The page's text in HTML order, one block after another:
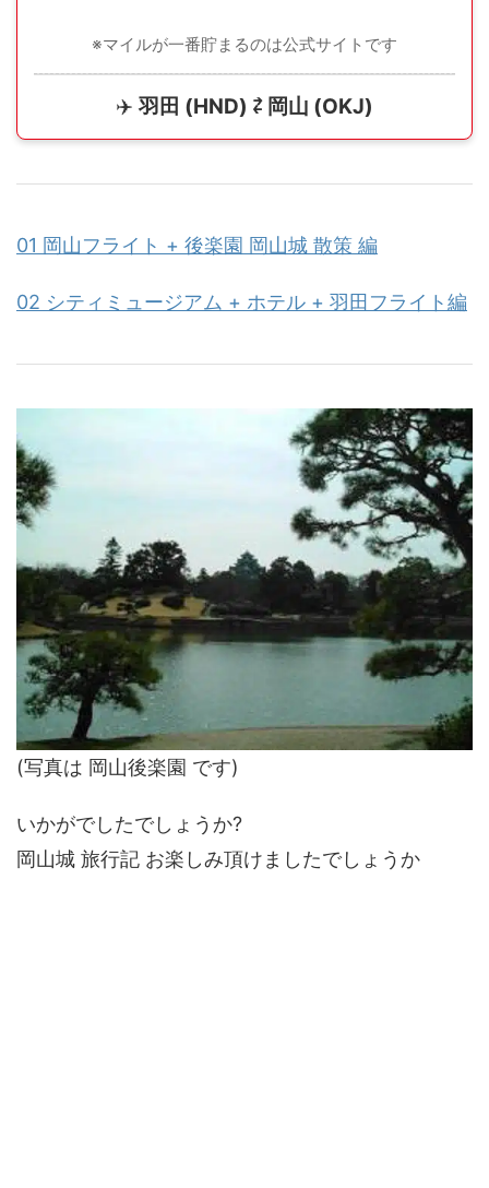
※マイルが一番貯まるのは公式サイトです
✈️ 羽田 (HND) ⇄ 岡山 (OKJ)
01 岡山フライト + 後楽園 岡山城 散策 編
02 シティミュージアム + ホテル + 羽田フライト編
(写真は 岡山後楽園 です)
いかがでしたでしょうか?
岡山城 旅行記 お楽しみ頂けましたでしょうか